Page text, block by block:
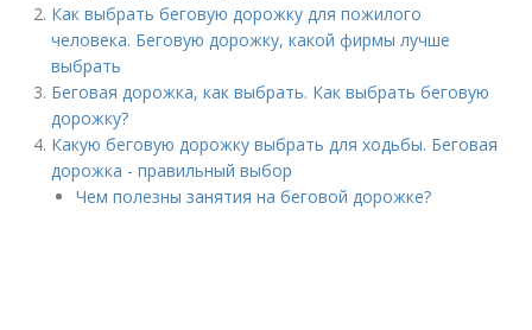
Как выбрать беговую дорожку для пожилого
человека. Беговую дорожку, какой фирмы лучше
выбрать
Беговая дорожка, как выбрать. Как выбрать беговую
дорожку?
Какую беговую дорожку выбрать для ходьбы. Беговая
дорожка - правильный выбор
Чем полезны занятия на беговой дорожке?